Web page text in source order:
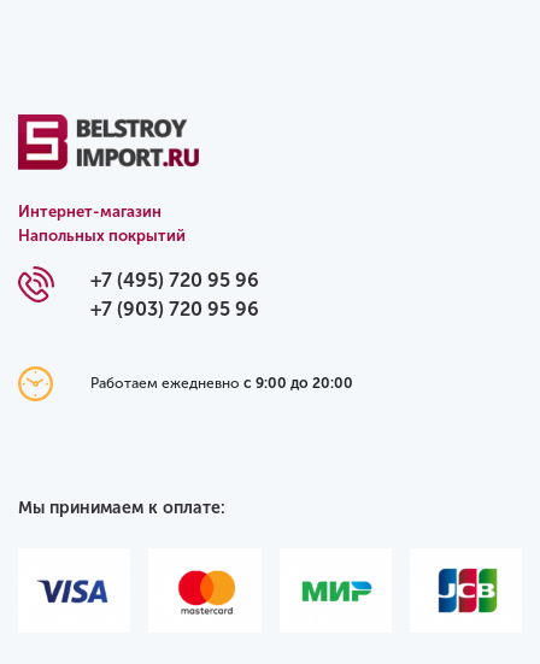
Интернет-магазин
Напольных покрытий
+7 (495) 720 95 96
+7 (903) 720 95 96
Работаем ежедневно с 9:00 до 20:00
Мы принимаем к оплате: